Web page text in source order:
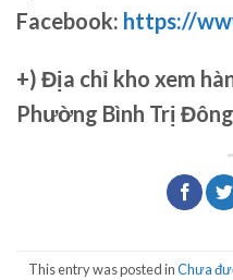
Facebook: https://
+) Địa chỉ kho xem
Phường Bình Trị
This entry was posted inChưa